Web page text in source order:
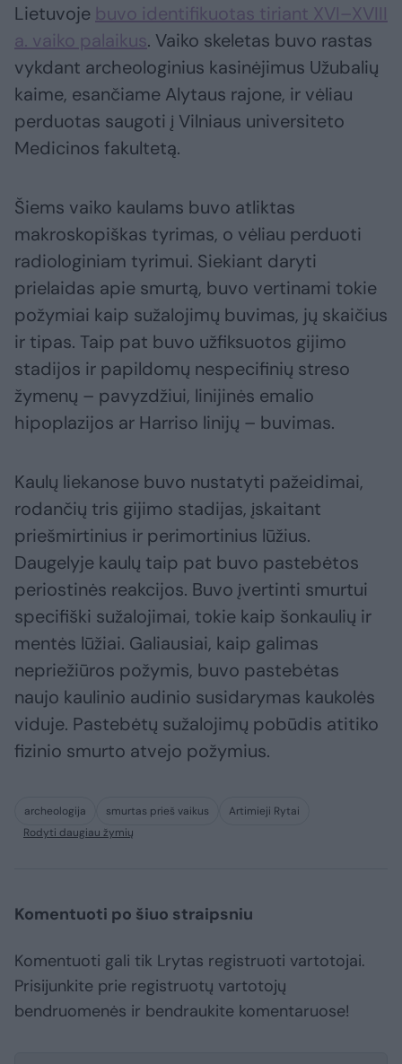
Lietuvoje buvo identifikuotas tiriant XVI–XVIII
a. vaiko palaikus. Vaiko skeletas buvo rastas
vykdant archeologinius kasinėjimus Užubalių
kaime, esančiame Alytaus rajone, ir vėliau
perduotas saugoti į Vilniaus universiteto
Medicinos fakultetą.
Šiems vaiko kaulams buvo atliktas
makroskopiškas tyrimas, o vėliau perduoti
radiologiniam tyrimui. Siekiant daryti
prielaidas apie smurtą, buvo vertinami tokie
požymiai kaip sužalojimų buvimas, jų skaičius
ir tipas. Taip pat buvo užfiksuotos gijimo
stadijos ir papildomų nespecifinių streso
žymenų – pavyzdžiui, linijinės emalio
hipoplazijos ar Harriso linijų – buvimas.
Kaulų liekanose buvo nustatyti pažeidimai,
rodančių tris gijimo stadijas, įskaitant
priešmirtinius ir perimortinius lūžius.
Daugelyje kaulų taip pat buvo pastebėtos
periostinės reakcijos. Buvo įvertinti smurtui
specifiški sužalojimai, tokie kaip šonkaulių ir
mentės lūžiai. Galiausiai, kaip galimas
nepriežiūros požymis, buvo pastebėtas
naujo kaulinio audinio susidarymas kaukolės
viduje. Pastebėtų sužalojimų pobūdis atitiko
fizinio smurto atvejo požymius.
archeologija smurtas prieš vaikus
Artimieji Rytai
Rodyti daugiau žymių
Komentuoti po šiuo straipsniu
Komentuoti gali tik Lrytas registruoti vartotojai.
Prisijunkite prie registruotų vartotojų
bendruomenės ir bendraukite komentaruose!